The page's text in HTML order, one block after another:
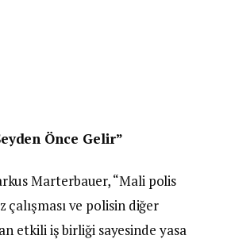
Önce Gelir”
Marterbauer, “Mali polis
çalışması ve polisin diğer
etkili iş birliği sayesinde yasa